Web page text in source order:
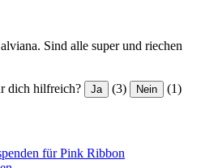
Sind alle super und riechen
dich hilfreich? Ja (3) Nein (1)
für Pink Ribbon